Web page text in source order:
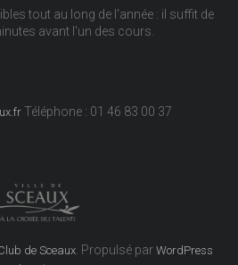
tout au long de l'année : il suffit de
avant l'un des cours.
Téléphone : 01 46 83 00 37
de Sceaux . Propulsé parWordPress